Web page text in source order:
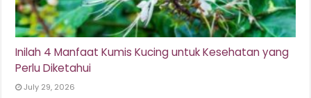
Inilah 4 Manfaat Kumis Kucing untuk Kesehatan yang
Perlu Diketahui
July 29, 2026